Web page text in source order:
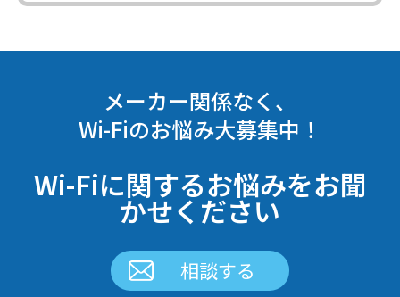
メーカー関係なく、
Wi-Fiのお悩み大募集中！
Wi-Fiに関するお悩みをお聞
かせください
相談する